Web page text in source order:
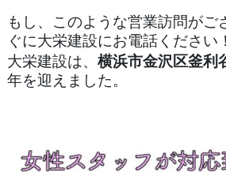
もし、このような営業訪問がご
ぐに大栄建設にお電話ください！
大栄建設は、 横浜市金沢区釜利
年を迎えました。